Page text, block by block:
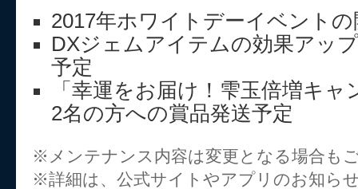
2017年ホワイトデーイベントの
DXジェムアイテムの効果アッ
予定
「幸運をお届け！雫玉倍増キ
2名の方への賞品発送予定
※メンテナンス内容は変更となる場合も
※詳細は、公式サイトやアプリのお知ら